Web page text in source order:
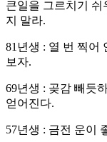
큰일을 그르치기
지 말라.
81년생 : 열 번 찍어
보자.
69년생 : 곶감 빼듯
얻어진다.
57년생 : 금전 운이